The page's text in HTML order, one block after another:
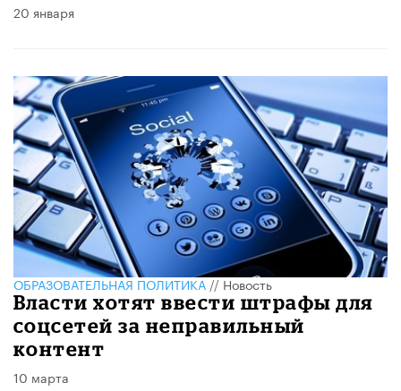
20 января
ОБРАЗОВАТЕЛЬНАЯ ПОЛИТИКА//Новость
Власти хотят ввести штрафы для
соцсетей за неправильный
контент
10 марта